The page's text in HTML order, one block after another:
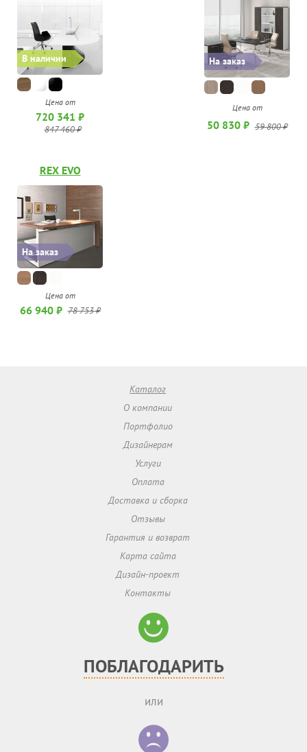
В наличии
Цена от
720 341 ₽
847 460 ₽
На заказ
Цена от
50 830 ₽ 59 800 ₽
На заказ
REX EVO
Цена от
66 940 ₽ 78 753 ₽
Каталог
О компании
Портфолио
Дизайнерам
Услуги
Оплата
Доставка и сборка
Отзывы
Гарантия и возврат
Карта сайта
Дизайн-проект
Контакты
ПОБЛАГОДАРИТЬ
или